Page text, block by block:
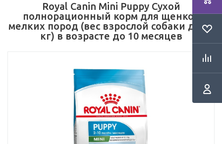
Royal Canin Mini Puppy Сухой
полнорационный корм для щенков
мелких пород (вес взрослой собаки до 10
кг) в возрасте до 10 месяцев